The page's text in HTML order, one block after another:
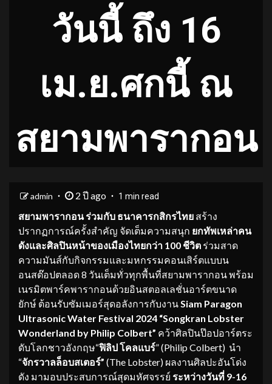
วันนี้ ถึง 16
เม.ย.ศกนี้ ณ
สยามพารากอน
admin 2 ปี ago 1 min read
สยามพารากอน ร่วมกับ ธนาคารกสิกรไทย สร้าง
ปรากฏการณ์ครั้งสำคัญ จัดเต็มความสนุก ยกทัพเหล่าคน
ดังและศิลปินหน้าของเมืองไทยกว่า 100 ชีวิต ร่วมสาด
ความมันส์กับกิจกรรมและมหกรรมคอนเสิร์ตแบบน
อนสต๊อปตลอด 8 วันเต็มทั่วทุกพื้นที่สยามพารากอน พร้อม
เนรมิตพาร์คพารากอนด้วยอินสตอลเลชั่นอาร์ตขนาด
ยักษ์ ต้อนรับซัมเมอร์สุดอลังการกับงาน Siam Paragon
Ultrasonic Water Festival 2024 “Songkran Lobster
Wonderland by Philip Colbert” คว้าศิลปินป๊อปอาร์ตระ
ดับโลกชาวอังกฤษ“ฟิลิป โคลแบร์” (Philip Colbert) นำ
“จักรวาลล็อบสเตอร์” (The Lobster) ผลงานศิลปะอันโด่ง
ดัง มามอบประสบการณ์สุดมหัศจรรย์ ระหว่างวันที่ 9-16